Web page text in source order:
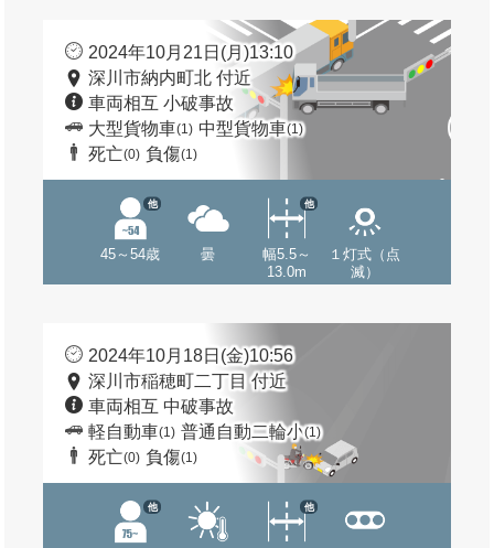
2024年10月21日(月)13:10
深川市納内町北 付近
車両相互 小破事故
大型貨物車(1) 中型貨物車(1)
死亡(0) 負傷(1)
45～54歳
他
曇
幅5.5～
13.0m
他
１灯式（点
滅）
2024年10月18日(金)10:56
深川市稲穂町二丁目 付近
車両相互 中破事故
軽自動車(1) 普通自動二輪小(1)
死亡(0) 負傷(1)
他 他